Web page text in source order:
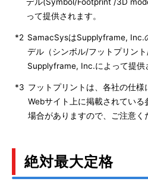
って提供されます。
*2 SamacSysはSupplyframe, Inc.
デル（シンボル/フットプリン
Supplyframe, Inc.によって提供
*3 フットプリントは、各社の仕様
Webサイト上に掲載されてい
場合がありますので、ご注意く
絶対最大定格